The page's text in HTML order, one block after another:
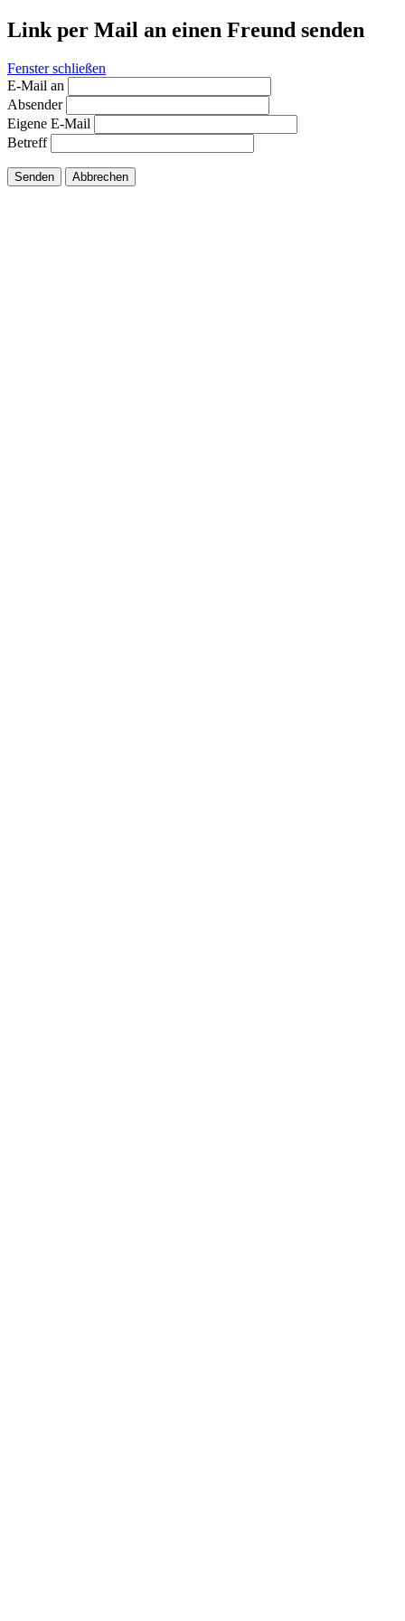
Link per Mail an einen Freund senden
Fenster schließen
E-Mail an
Absender
Eigene E-Mail
Betreff
Senden Abbrechen